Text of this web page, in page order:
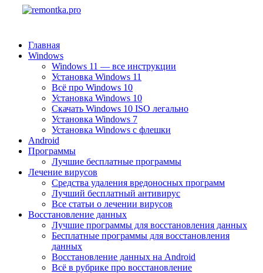
Главная
Windows
Windows 11 — все инструкции
Установка Windows 11
Всё про Windows 10
Установка Windows 10
Скачать Windows 10 ISO легально
Установка Windows 7
Установка Windows с флешки
Android
Программы
Лучшие бесплатные программы
Лечение вирусов
Средства удаления вредоносных программ
Лучший бесплатный антивирус
Все статьи о лечении вирусов
Восстановление данных
Лучшие программы для восстановления данных
Бесплатные программы для восстановления
данных
Восстановление данных на Android
Всё в рубрике про восстановление